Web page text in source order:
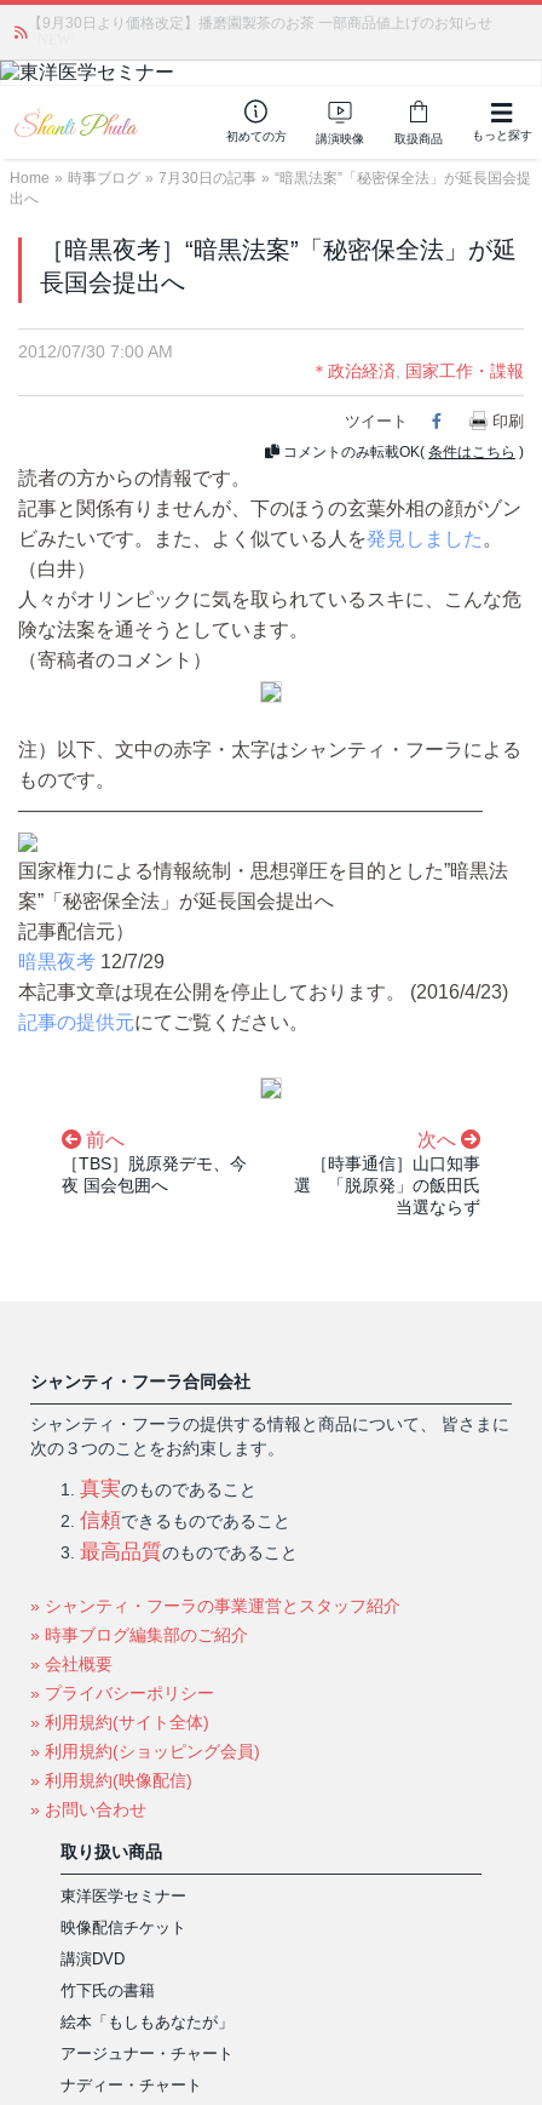
【9月30日より価格改定】播磨園製茶のお茶 一部商品値上げのお知らせ
「みんなの備蓄・災害対策」 vol.4 〜断水・燃料不足・停電対策
初めての方 講演映像 取扱商品 もっと探す
Home » 時事ブログ » 7月30日の記事 » “暗黒法案”「秘密保全法」が延長国会提
出へ
［暗黒夜考］“暗黒法案”「秘密保全法」が延
長国会提出へ
2012/07/30 7:00 AM
＊政治経済
国家工作・諜報
ツイート Facebook
印刷
コメントのみ転載OK( 条件はこちら )
読者の方からの情報です。
記事と関係有りませんが、下のほうの玄葉外相の顔がゾン
ビみたいです。また、よく似ている人を発見しました 。
（白井）
人々がオリンピックに気を取られているスキに、こんな危
険な法案を通そうとしています。
（寄稿者のコメント）
注）以下、文中の赤字・太字はシャンティ・フーラによる
ものです。
————————————————————————
国家権力による情報統制・思想弾圧を目的とした”暗黒法
案”「秘密保全法」が延長国会提出へ
記事配信元）
暗黒夜考 12/7/29
本記事文章は現在公開を停止しております。 (2016/4/23)
記事の提供元にてご覧ください。
前へ
［TBS］脱原発デモ、今
夜 国会包囲へ
次へ
［時事通信］山口知事
選 「脱原発」の飯田氏
当選ならず
シャンティ・フーラ合同会社
シャンティ・フーラの提供する情報と商品について、 皆さまに
次の３つのことをお約束します。
真実のものであること
信頼できるものであること
最高品質のものであること
» シャンティ・フーラの事業運営とスタッフ紹介
» 時事ブログ編集部のご紹介
» 会社概要
» プライバシーポリシー
» 利用規約(サイト全体)
» 利用規約(ショッピング会員)
» 利用規約(映像配信)
» お問い合わせ
取り扱い商品
東洋医学セミナー
映像配信チケット
講演DVD
竹下氏の書籍
絵本「もしもあなたが」
アージュナー・チャート
ナディー・チャート